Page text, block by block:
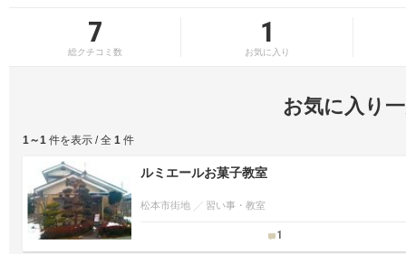
7
総クチコミ数
1
お気に入り
お気に入り
1～1 件を表示 / 全 1 件
ルミエールお菓子教室
松本市街地 習い事・教室
1